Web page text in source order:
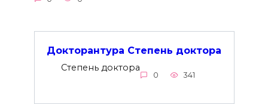
Докторантура Степень доктора
Степень доктора
0 341